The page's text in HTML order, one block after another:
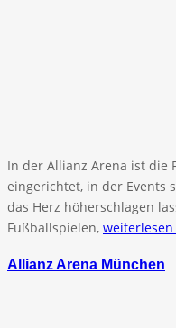
In der Allianz Arena ist die
eingerichtet, in der Events
das Herz höherschlagen
Fußballspielen,
Allianz Arena München